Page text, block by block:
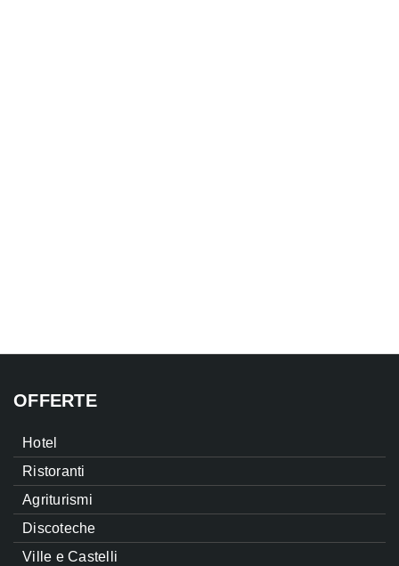
OFFERTE
Hotel
Ristoranti
Agriturismi
Discoteche
Ville e Castelli